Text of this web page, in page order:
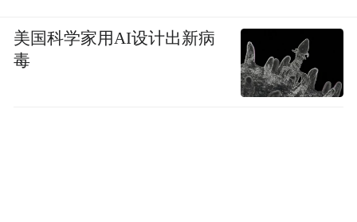
美国科学家用AI设计出新病
毒